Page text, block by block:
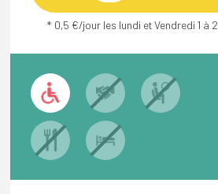
* 0,5 €/jour les lundi et Vendredi 1 à